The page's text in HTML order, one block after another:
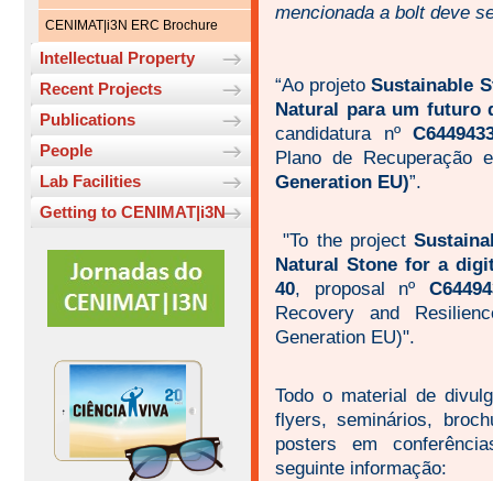
CENIMAT|i3N ERC Brochure
Intellectual Property
Recent Projects
Publications
People
Lab Facilities
Getting to CENIMAT|i3N
mencionada a bolt deve
“Ao projetoSustainable
Natural para um futuro
candidatura nº
Plano de Recuperação
Generation EU)”.
"To the project
Natural Stone for a
40, proposal nº
Recovery and
Generation EU)".
Todo o material de
flyers, seminários,
posters em
seguinte informação: